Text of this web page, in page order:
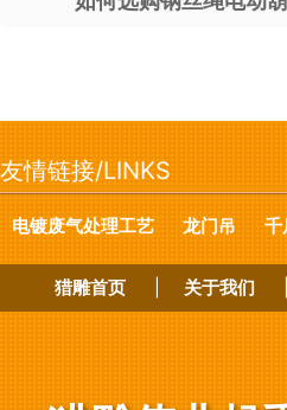
友情链接/LINKS
电镀废气处理工艺 龙门吊 千
猎雕首页 关于我们